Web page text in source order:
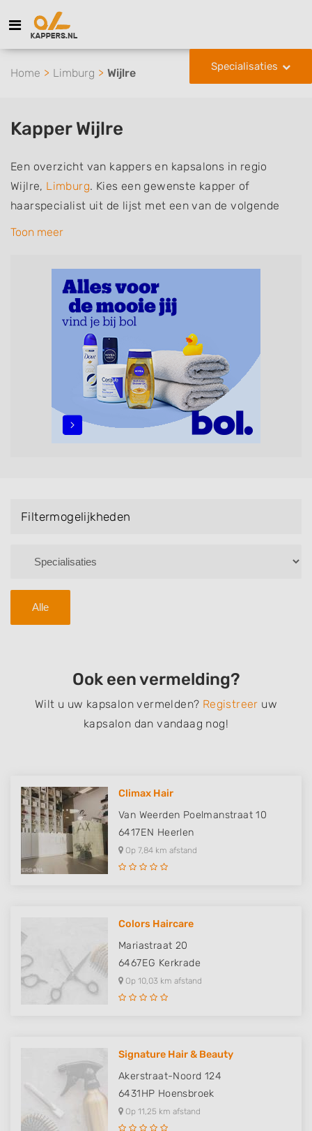
Specialisaties
Home Limburg Wijlre
Kapper Wijlre
Een overzicht van kappers en kapsalons in regio
Wijlre, Limburg. Kies een gewenste kapper of
haarspecialist uit de lijst met een van de volgende
specialisaties of aantekeningen: mannen of
zonder afspraak terecht kunt. De vermelde kappers
kunnen uw haren wassen, knippen, föhnen en kleuren,
maar ook helpen met extensions, balyage, invlechten,
opsteken, weave, een keratinebehandeling, een
permanent, een bruidkapsel, make-up & visagie,
epileren, schoonheidsbehandelingen, het trimmen van
een baard en pruiken. U kunt de zoekresultaten
filteren met behulp van de specialisatie filter en u
Toon meer
Filtermogelijkheden
Alle
Ook een vermelding?
Wilt u uw kapsalon vermelden? Registreer uw
kapsalon dan vandaag nog!
Climax Hair
Van Weerden Poelmanstraat 10
6417EN Heerlen
Op 7,84 km afstand
Colors Haircare
Mariastraat 20
6467EG Kerkrade
Op 10,03 km afstand
Signature Hair & Beauty
Akerstraat-Noord 124
6431HP Hoensbroek
Op 11,25 km afstand